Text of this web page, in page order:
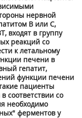
нервной
В или С,
входят в группу
реакций со
к летальному
печени в
гепатит,
функции печени
пациенты
соответствии со
необходимо
ферментов у